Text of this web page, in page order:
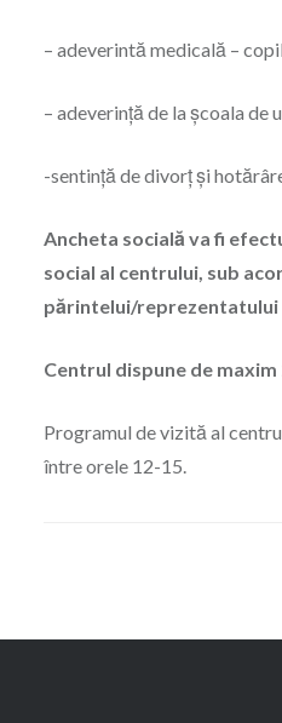
– adeverintă medicală –
– adeverință de la școala de
-sentință de divorț și
Ancheta socială va fi
social al centrului, sub
părintelui/reprezentatului
Centrul dispune de maxim
Programul de vizită al
între orele 12-15.